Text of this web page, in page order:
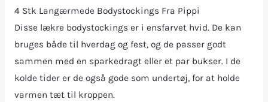
4 Stk Langærmede Bodystockings Fra Pippi
Disse lækre bodystockings er i ensfarvet hvid. De kan
bruges både til hverdag og fest, og de passer godt
sammen med en sparkedragt eller et par bukser. I de
kolde tider er de også gode som undertøj, for at holde
varmen tæt til kroppen.